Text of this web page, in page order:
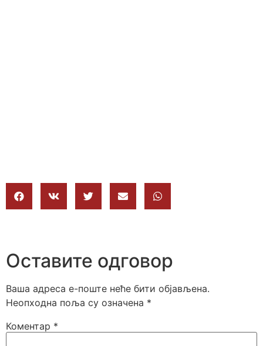
Оставите одговор
Ваша адреса е-поште неће бити објављена.
Неопходна поља су означена *
Коментар *